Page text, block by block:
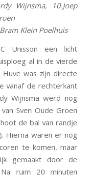
Wijnsma, 10.Joep
Klein Poelhuis
Unisson een licht
al in de vierde
was zijn directe
vanaf de rechterkant
Wijnsma werd nog
Sven Oude Groen
de bal van randje
Hierna waren er nog
te komen, maar
gemaakt door de
ruim 20 minuten